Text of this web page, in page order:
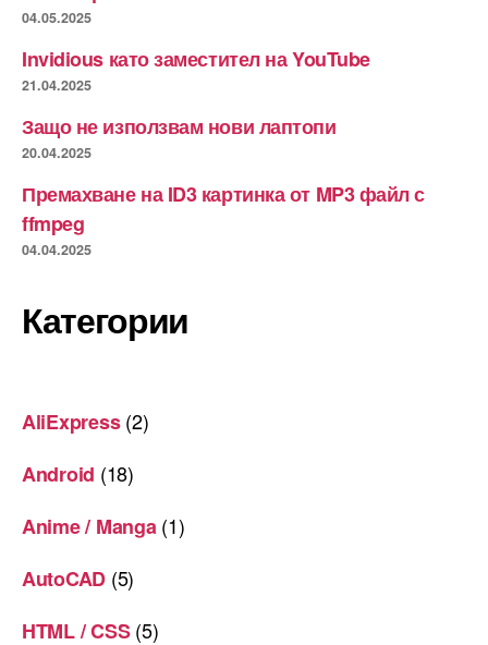
04.05.2025
Invidious като заместител на YouTube
21.04.2025
Защо не използвам нови лаптопи
20.04.2025
Премахване на ID3 картинка от MP3 файл с
ffmpeg
04.04.2025
Категории
AliExpress(2)
Android (18)
Anime / Manga (1)
AutoCAD (5)
HTML / CSS(5)